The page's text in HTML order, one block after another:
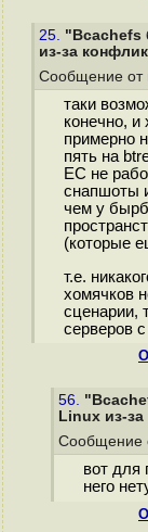
25. "Bcachefs
из-за
Сообщение от
таки
конечно, и
примерно
пять на
EC не
снапшоты
чем у
(которые
т.е.
хомячков
сценарии,
серверов
56.
Linux из-
Сообщение
вот для
него